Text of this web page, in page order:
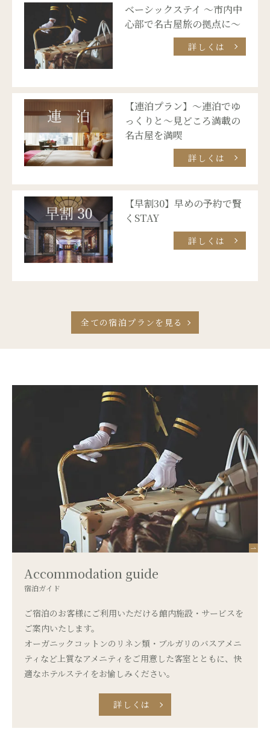
ベーシックステイ ～市内中
心部で名古屋旅の拠点に～
詳しくは
【連泊プラン】～連泊でゆ
っくりと～見どころ満載の
名古屋を満喫
詳しくは
【早割30】早めの予約で賢
くSTAY
詳しくは
全ての宿泊プランを見る
Accommodation guide
宿泊ガイド
ご宿泊のお客様にご利用いただける館内施設・サービスを
ご案内いたします。
オーガニックコットンのリネン類・ブルガリのバスアメニ
ティなど上質なアメニティをご用意した客室とともに、 快
適なホテルステイをお愉しみください。
詳しくは